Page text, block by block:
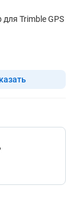
Trimble GPS